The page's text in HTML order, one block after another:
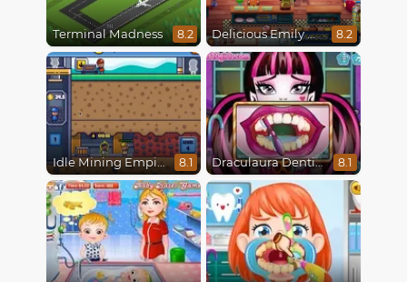
Terminal Madness 8.2 Delicious Emily New Beginning 8.2
Idle Mining Empire 8.1 Draculaura Dentist 8.1